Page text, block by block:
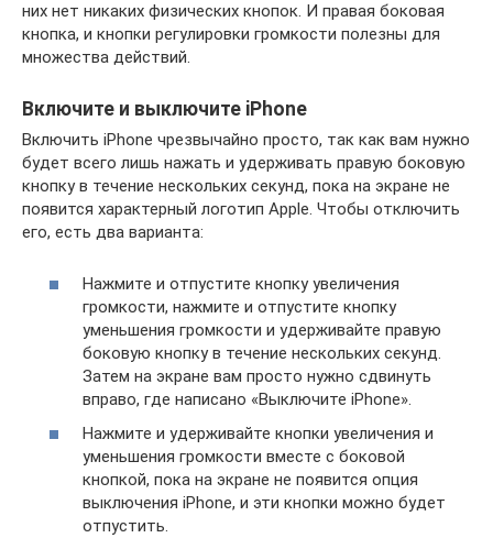
них нет никаких физических кнопок. И правая боковая
кнопка, и кнопки регулировки громкости полезны для
множества действий.
Включите и выключите iPhone
Включить iPhone чрезвычайно просто, так как вам нужно
будет всего лишь нажать и удерживать правую боковую
кнопку в течение нескольких секунд, пока на экране не
появится характерный логотип Apple. Чтобы отключить
его, есть два варианта:
Нажмите и отпустите кнопку увеличения
громкости, нажмите и отпустите кнопку
уменьшения громкости и удерживайте правую
боковую кнопку в течение нескольких секунд.
Затем на экране вам просто нужно сдвинуть
вправо, где написано «Выключите iPhone».
Нажмите и удерживайте кнопки увеличения и
уменьшения громкости вместе с боковой
кнопкой, пока на экране не появится опция
выключения iPhone, и эти кнопки можно будет
отпустить.